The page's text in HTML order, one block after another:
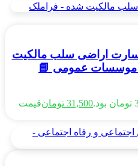
اراضی سلب مالکیت
عمومی 📘
31,500 تومانقیمت